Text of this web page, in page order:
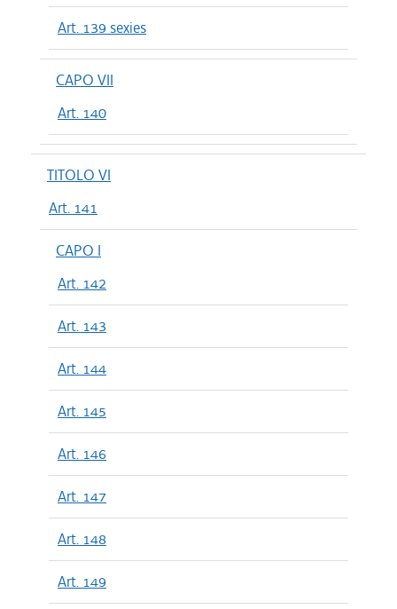
Art. 139 sexies
CAPO VII
Art. 140
TITOLO VI
Art. 141
CAPO I
Art. 142
Art. 143
Art. 144
Art. 145
Art. 146
Art. 147
Art. 148
Art. 149